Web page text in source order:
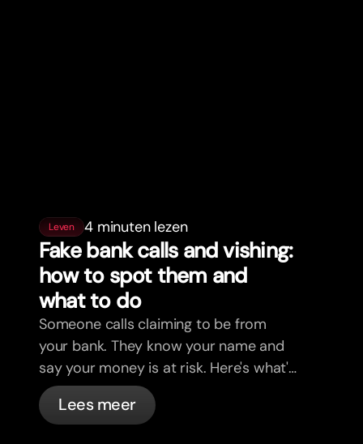
Leven 4 minuten lezen
Fake bank calls and vishing:
how to spot them and
what to do
Someone calls claiming to be from
your bank. They know your name and
say your money is at risk. Here's what's
actually happening, and what to do.
Lees meer